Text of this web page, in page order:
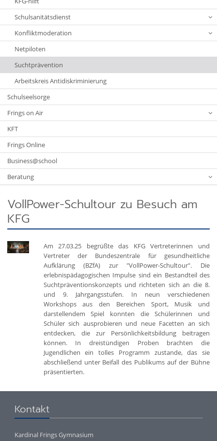
Schulsanitätsdienst
Konfliktmoderation
Netpiloten
Suchtprävention
Arbeitskreis Antidiskriminierung
Schulseelsorge
Frings on Air
KFT
Frings Online
Business@school
Beratung
VollPower-Schultour zu Besuch am
KFG
Am 27.03.25 begrüßte das KFG Vertreterinnen und
Vertreter der Bundeszentrale für gesundheitliche
Aufklärung (BZfA) zur "VollPower-Schultour". Die
erlebnispädagogischen Impulse sind ein Bestandteil des
Suchtpräventionskonzepts und richteten sich an die 8.
und 9. Jahrgangsstufen. In neun verschiedenen
Workshops aus den Bereichen Sport, Musik und
darstellendem Spiel konnten die Schülerinnen und
Schüler sich ausprobieren und neue Facetten an sich
entdecken, die zur Persönlichkeitsbildung beitragen
können. In dreistündigen Proben brachten die
Jugendlichen ein tolles Programm zustande, das sie
abschließend unter Beifall des Publikums auf der Bühne
präsentierten.
Kontakt
Kardinal Frings Gymnasium